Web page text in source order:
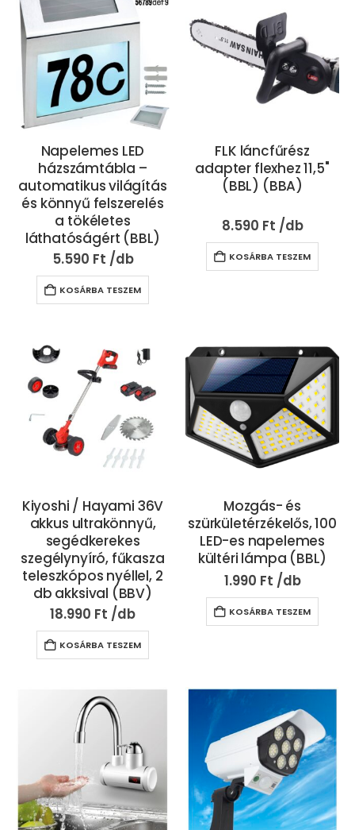
Napelemes LED
házszámtábla –
automatikus világítás
és könnyű felszerelés
a tökéletes
láthatóságért (BBL)
5.590 Ft
KOSÁRBA TESZEM
FLK láncfűrész
adapter flexhez 11,5"
(BBL) (BBA)
8.590 Ft
KOSÁRBA TESZEM
Kiyoshi / Hayami 36V
akkus ultrakönnyű,
segédkerekes
szegélynyíró, fűkasza
teleszkópos nyéllel, 2
db akksival (BBV)
18.990 Ft
KOSÁRBA TESZEM
Mozgás- és
szürkületérzékelős, 100
LED-es napelemes
kültéri lámpa (BBL)
1.990 Ft
KOSÁRBA TESZEM